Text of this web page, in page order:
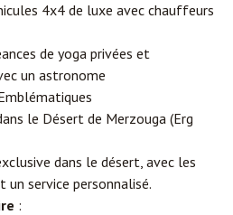
4x4 de luxe avec chauffeurs
de yoga privées et
un astronome
le Désert de Merzouga (Erg
dans le désert, avec les
service personnalisé.
: